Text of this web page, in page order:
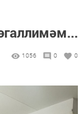
1056 0 0